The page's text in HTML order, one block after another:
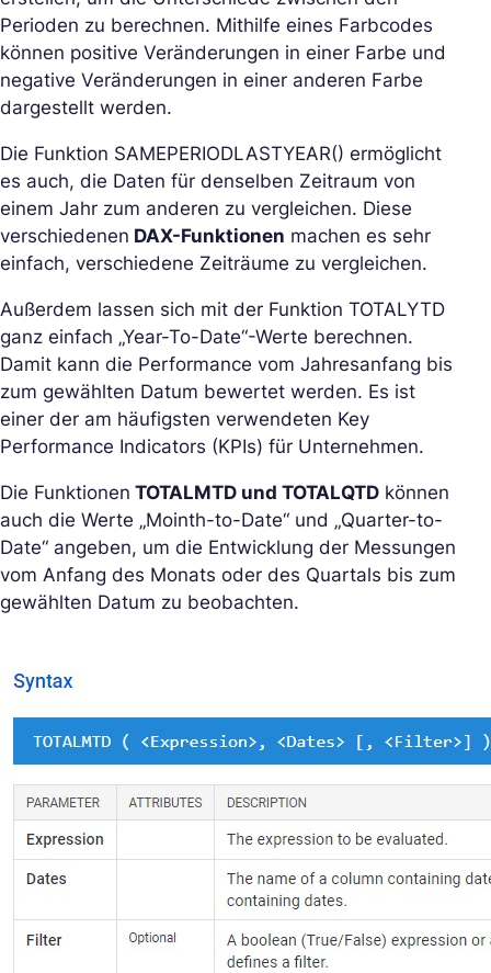
Perioden zu berechnen. Mithilfe eines Farbcodes
können positive Veränderungen in einer Farbe und
negative Veränderungen in einer anderen Farbe
dargestellt werden.
Die Funktion SAMEPERIODLASTYEAR() ermöglicht
es auch, die Daten für denselben Zeitraum von
einem Jahr zum anderen zu vergleichen. Diese
verschiedenen DAX-Funktionen machen es sehr
einfach, verschiedene Zeiträume zu vergleichen.
Außerdem lassen sich mit der Funktion TOTALYTD
ganz einfach „Year-To-Date“-Werte berechnen.
Damit kann die Performance vom Jahresanfang bis
zum gewählten Datum bewertet werden. Es ist
einer der am häufigsten verwendeten Key
Performance Indicators (KPIs) für Unternehmen.
Die Funktionen TOTALMTD und TOTALQTD können
auch die Werte „Mointh-to-Date“ und „Quarter-to-
Date“ angeben, um die Entwicklung der Messungen
vom Anfang des Monats oder des Quartals bis zum
gewählten Datum zu beobachten.